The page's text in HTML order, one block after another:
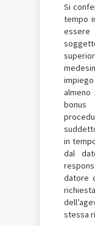
Si
tempo
almeno
bonus
in
dal
datore
stessa